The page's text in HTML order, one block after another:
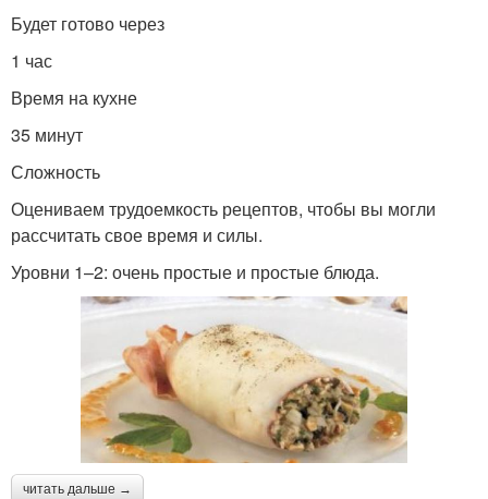
Будет готово через
1 час
Время на кухне
35 минут
Сложность
Оцениваем трудоемкость рецептов, чтобы вы могли
рассчитать свое время и силы.
Уровни 1–2: очень простые и простые блюда.
читать дальше →